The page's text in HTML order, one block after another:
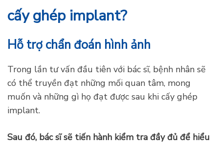
cấy ghép implant?
Hỗ trợ chẩn đoán hình ảnh
Trong lần tư vấn đầu tiên với bác sĩ, bệnh nhân sẽ
có thể truyền đạt những mối quan tâm, mong
muốn và những gì họ đạt được sau khi cấy ghép
implant.
Sau đó, bác sĩ sẽ tiến hành kiểm tra đầy đủ để hiểu